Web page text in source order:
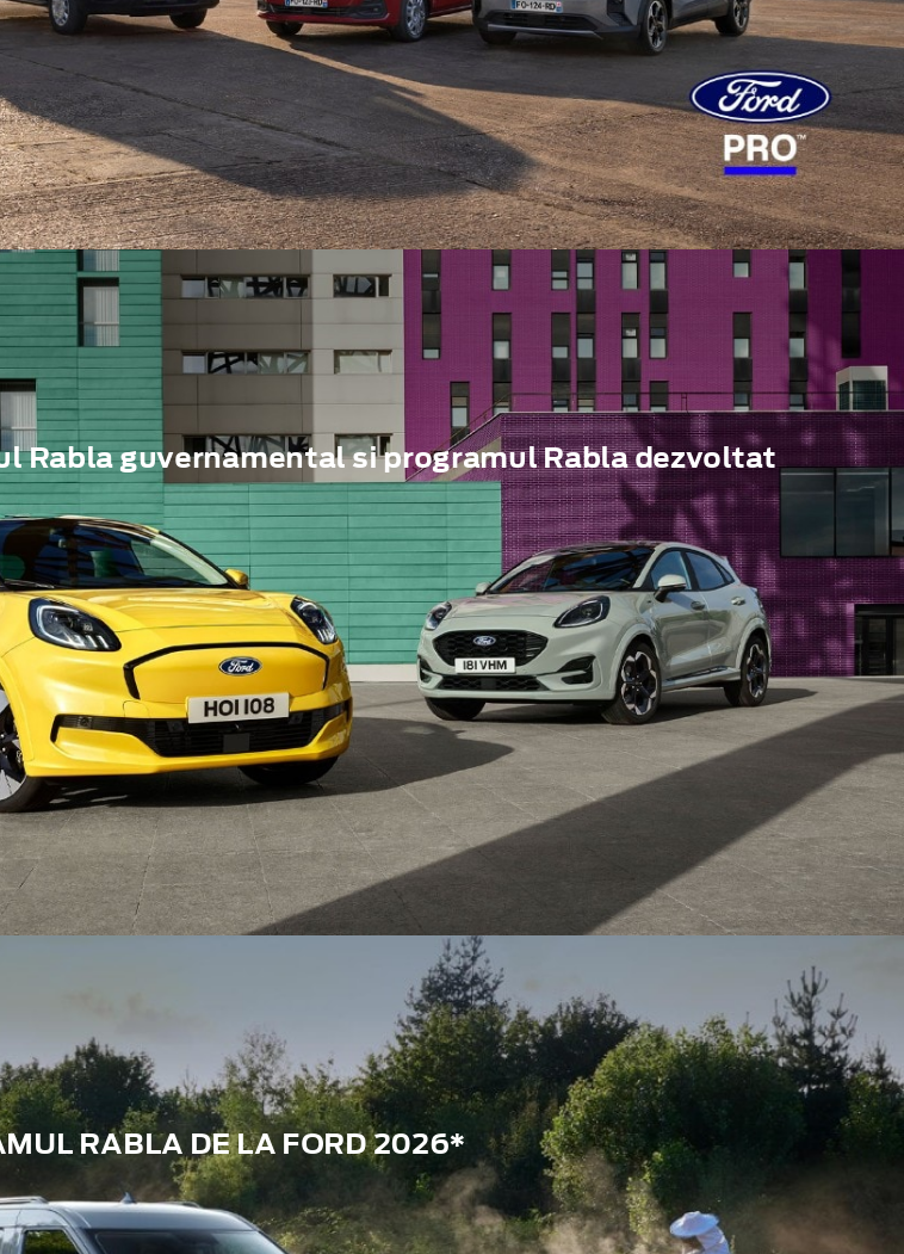
Rabla guvernamental si programul Rabla dezvoltat
RABLA DE LA FORD 2026*